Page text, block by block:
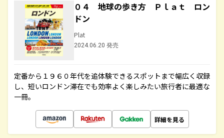
０４ 地球の歩き方 Ｐｌａｔ ロン
ドン
Plat
2024.06.20 発売
定番から１９６０年代を追体験できるスポットまで幅広く収録
し、短いロンドン滞在でも効率よく楽しみたい旅行者に最適な
一冊。
詳細を見る